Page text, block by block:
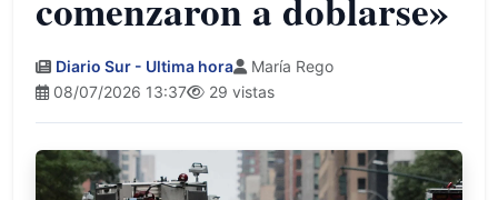
Diario Sur - Ultima hora
María Rego
08/07/2026 13:37
29 vistas